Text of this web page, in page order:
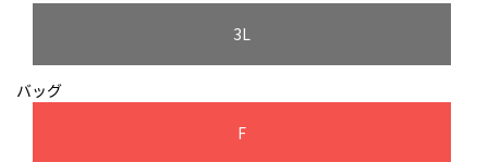
3L
バッグ
F